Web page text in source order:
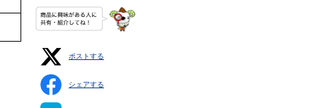
ポストする
シェアする